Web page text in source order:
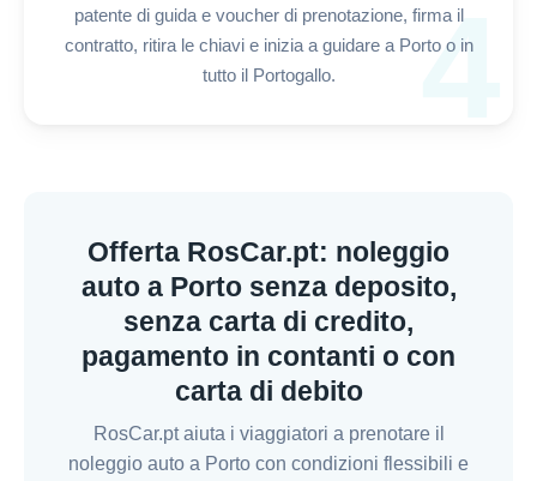
4
patente di guida e voucher di prenotazione, firma il
contratto, ritira le chiavi e inizia a guidare a Porto o in
tutto il Portogallo.
Offerta RosCar.pt: noleggio
auto a Porto senza deposito,
senza carta di credito,
pagamento in contanti o con
carta di debito
RosCar.pt aiuta i viaggiatori a prenotare il
noleggio auto a Porto con condizioni flessibili e